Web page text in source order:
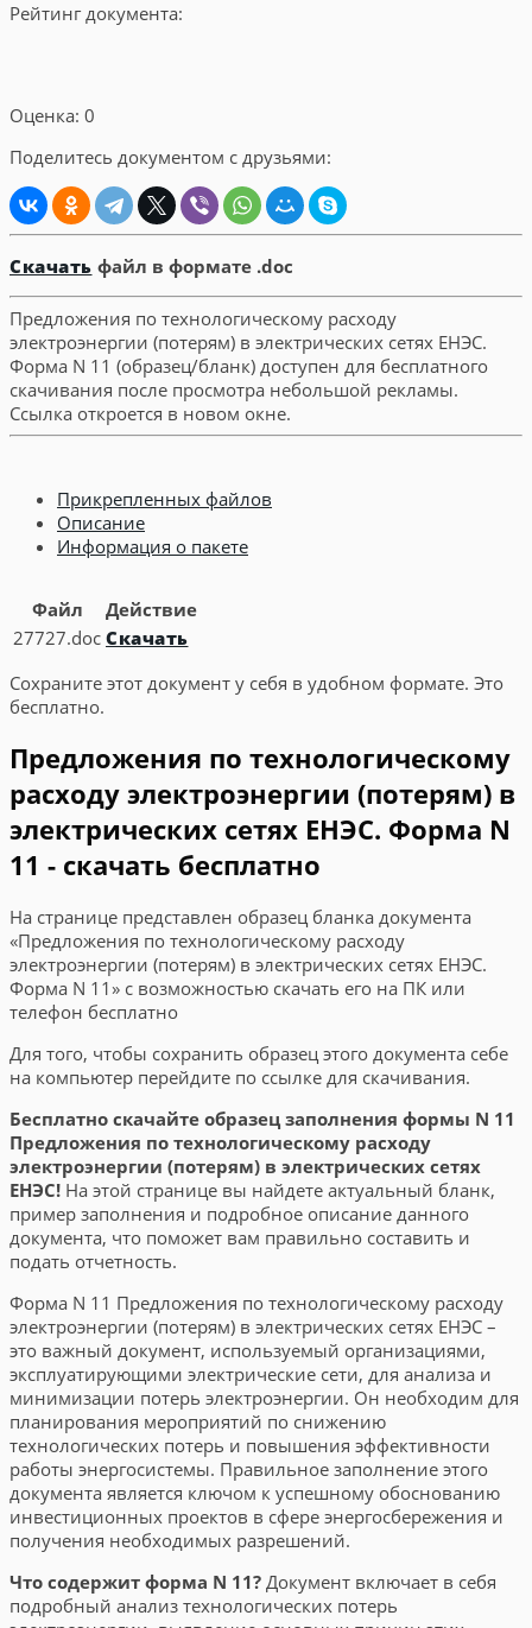
Рейтинг документа:
Оценка: 0
Поделитесь документом с друзьями:
Скачать файл в формате .doc
Предложения по технологическому расходу
электроэнергии (потерям) в электрических сетях ЕНЭС.
Форма N 11 (образец/бланк) доступен для бесплатного
скачивания после просмотра небольшой рекламы.
Ссылка откроется в новом окне.
Прикрепленных файлов
Описание
Информация о пакете
Файл
Действие
27727.doc Скачать
Сохраните этот документ у себя в удобном формате. Это
бесплатно.
Предложения по технологическому
расходу электроэнергии (потерям) в
электрических сетях ЕНЭС. Форма N
11 - скачать бесплатно
На странице представлен образец бланка документа
«Предложения по технологическому расходу
электроэнергии (потерям) в электрических сетях ЕНЭС.
Форма N 11» с возможностью скачать его на ПК или
телефон бесплатно
Для того, чтобы сохранить образец этого документа себе
на компьютер перейдите по ссылке для скачивания.
Бесплатно скачайте образец заполнения формы N 11
Предложения по технологическому расходу
электроэнергии (потерям) в электрических сетях
ЕНЭС! На этой странице вы найдете актуальный бланк,
пример заполнения и подробное описание данного
документа, что поможет вам правильно составить и
подать отчетность.
Форма N 11 Предложения по технологическому расходу
электроэнергии (потерям) в электрических сетях ЕНЭС –
это важный документ, используемый организациями,
эксплуатирующими электрические сети, для анализа и
минимизации потерь электроэнергии. Он необходим для
планирования мероприятий по снижению
технологических потерь и повышения эффективности
работы энергосистемы. Правильное заполнение этого
документа является ключом к успешному обоснованию
инвестиционных проектов в сфере энергосбережения и
получения необходимых разрешений.
Что содержит форма N 11? Документ включает в себя
подробный анализ технологических потерь